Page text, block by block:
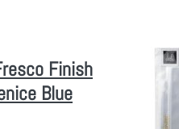
Finish
Blue
10/